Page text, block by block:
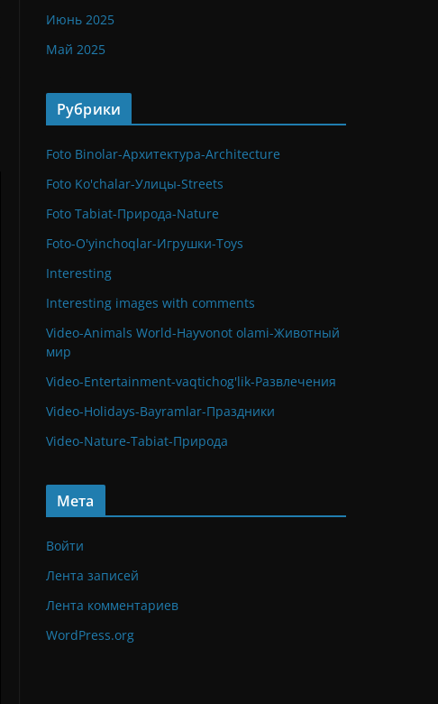
Июнь 2025
Май 2025
Рубрики
Foto Binolar-Архитектура-Architecture
Foto Ko'chalar-Улицы-Streets
Foto Tabiat-Природа-Nature
Foto-O'yinchoqlar-Игрушки-Toys
Interesting
Interesting images with comments
Video-Animals World-Hayvonot olami-Животный
мир
Video-Entertainment-vaqtichog'lik-Развлечения
Video-Holidays-Bayramlar-Праздники
Video-Nature-Tabiat-Природа
Мета
Войти
Лента записей
Лента комментариев
WordPress.org